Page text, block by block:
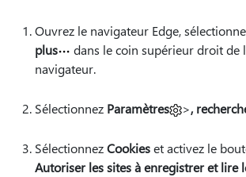
Ouvrez le navigateur Edge,
plus
dans le coin supérieur droit de
navigateur.
Sélectionnez Paramètres >,
SélectionnezCookieset activez le
Autoriser les sites à enregistrer et lire